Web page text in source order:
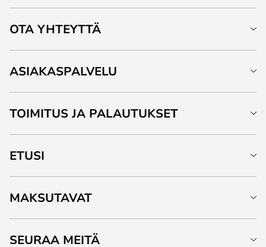
OTA YHTEYTTÄ
ASIAKASPALVELU
TOIMITUS JA PALAUTUKSET
ETUSI
MAKSUTAVAT
SEURAA MEITÄ